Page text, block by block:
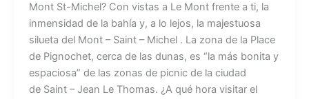
Mont St-Michel? Con vistas a Le Mont frente a ti, la
inmensidad de la bahía y, a lo lejos, la majestuosa
silueta del Mont – Saint – Michel . La zona de la Place
de Pignochet, cerca de las dunas, es “la más bonita y
espaciosa” de las zonas de picnic de la ciudad
de Saint – Jean Le Thomas. ¿A qué hora visitar el